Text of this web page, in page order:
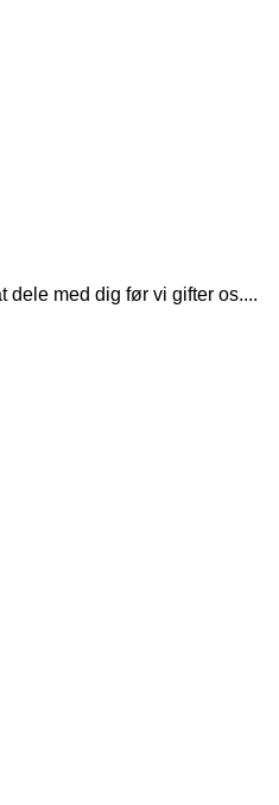
dele med dig før vi gifter os....